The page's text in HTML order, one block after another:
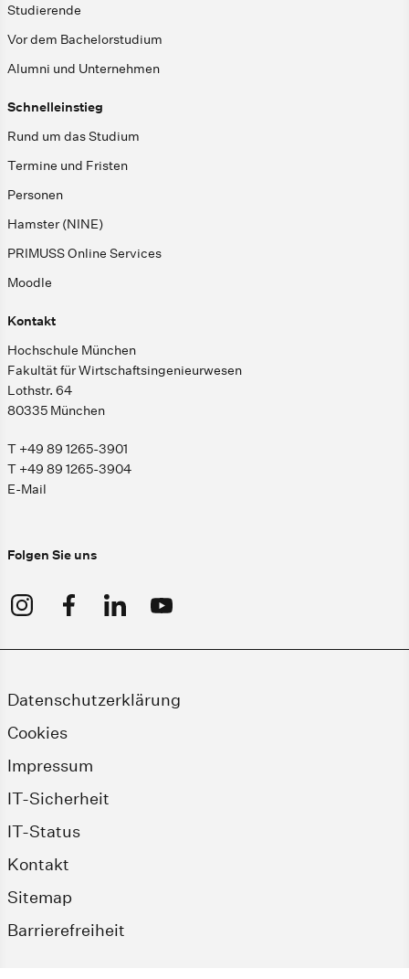
Studierende
Vor dem Bachelorstudium
Alumni und Unternehmen
Schnelleinstieg
Rund um das Studium
Termine und Fristen
Personen
Hamster (NINE)
PRIMUSS Online Services
Moodle
Kontakt
Hochschule München
Fakultät für Wirtschaftsingenieurwesen
Lothstr. 64
80335 München
T +49 89 1265-3901
T +49 89 1265-3904
E-Mail
Folgen Sie uns
Datenschutzerklärung
Cookies
Impressum
IT-Sicherheit
IT-Status
Kontakt
Sitemap
Barrierefreiheit